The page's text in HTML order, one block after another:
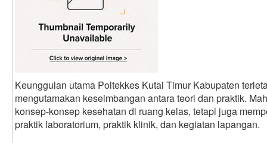
Keunggulan utama Poltekkes Kutai Timur Kabupaten
mengutamakan keseimbangan antara teori dan praktik.
konsep-konsep kesehatan di ruang kelas, tetapi juga
praktik laboratorium, praktik klinik, dan kegiatan lapangan.